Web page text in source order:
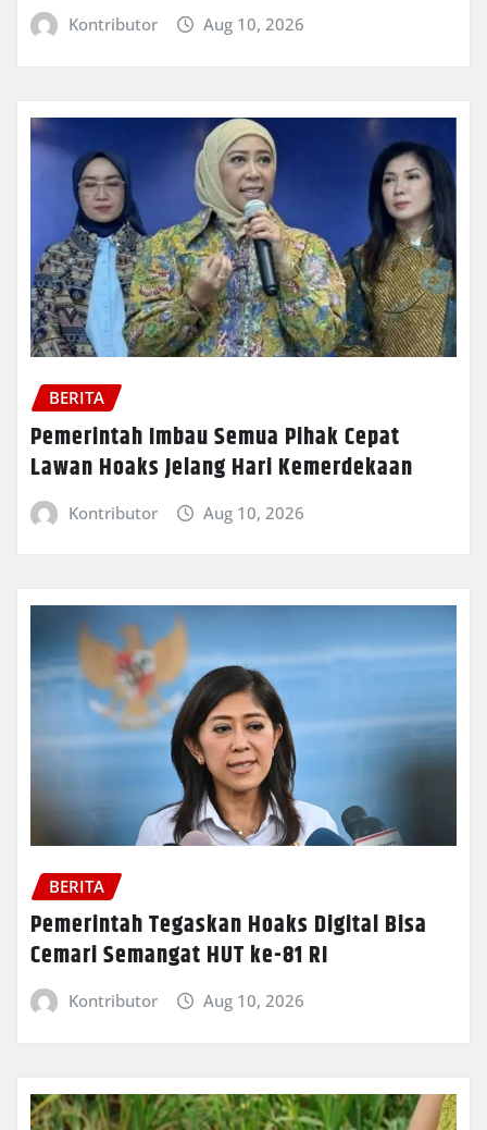
Kontributor Aug 10, 2026
BERITA
Pemerintah Imbau Semua Pihak Cepat
Lawan Hoaks Jelang Hari Kemerdekaan
Kontributor Aug 10, 2026
BERITA
Pemerintah Tegaskan Hoaks Digital Bisa
Cemari Semangat HUT ke-81 RI
Kontributor Aug 10, 2026